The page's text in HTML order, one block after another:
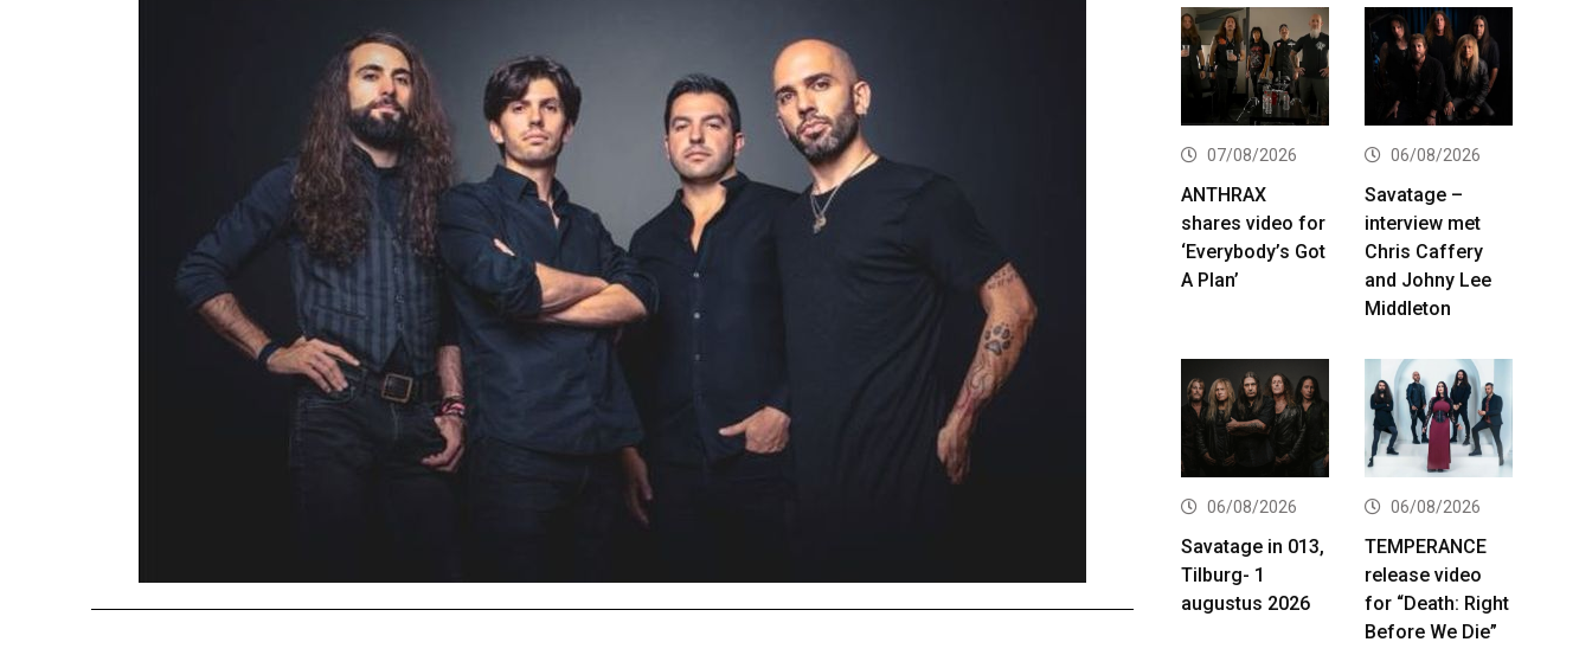
07/08/2026
ANTHRAX
shares video for
‘Everybody’s Got
A Plan’
06/08/2026
Savatage –
interview met
Chris Caffery
and Johny Lee
Middleton
06/08/2026
Savatage in 013,
Tilburg- 1
augustus 2026
06/08/2026
TEMPERANCE
release video
for “Death: Right
Before We Die”